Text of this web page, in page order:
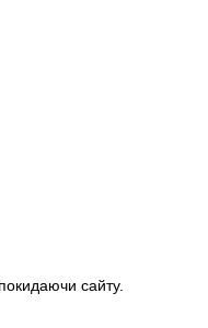
сайту.